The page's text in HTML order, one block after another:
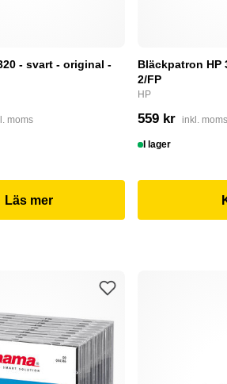
- svart - original -
moms
Läs mer
Bläckpatron HP
2/FP
HP
559 kr inkl. moms
I lager